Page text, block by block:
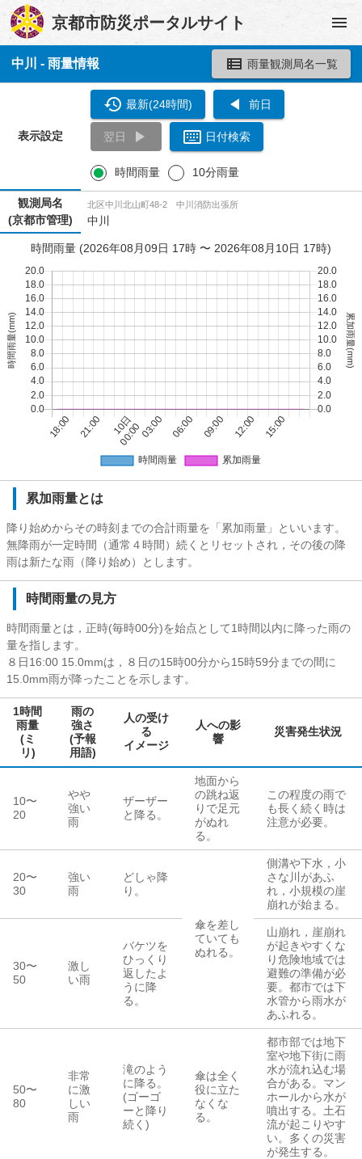
京都市防災ポータルサイト
中川 - 雨量情報 雨量観測局名一覧
表示設定
最新(24時間) 前日
翌日 日付検索
時間雨量 10分雨量
観測局名
(京都市管理)
北区中川北山町48-2 中川消防出張所
中川
時間雨量 (2026年08月09日 17時 〜 2026年08月10日 17時)
累加雨量とは
降り始めからその時刻までの合計雨量を「累加雨量」といいます。
無降雨が一定時間（通常４時間）続くとリセットされ，その後の降
雨は新たな雨（降り始め）とします。
時間雨量の見方
時間雨量とは，正時(毎時00分)を始点として1時間以内に降った雨の
量を指します。
８日16:00 15.0mmは，８日の15時00分から15時59分までの間に
15.0mm雨が降ったことを示します。
1時間
雨量
(ミ
リ)
雨の
強さ
(予報
用語)
人の受け
る
イメージ
人への影
響
災害発生状況
10〜
20
やや
強い
雨
ザーザー
と降る。
地面から
の跳ね返
りで足元
がぬれ
る。
この程度の雨で
も長く続く時は
注意が必要。
20〜
30
強い
雨
どしゃ降
り。
傘を差し
ていても
ぬれる。
側溝や下水，小
さな川があふ
れ，小規模の崖
崩れが始まる。
30〜
50
激し
い雨
バケツを
ひっくり
返したよ
うに降
る。
山崩れ，崖崩れ
が起きやすくな
り危険地域では
避難の準備が必
要。都市では下
水管から雨水が
あふれる。
50〜
80
非常
に激
しい
雨
滝のよう
に降る。
(ゴーゴ
ーと降り
続く)
傘は全く
役に立た
なくな
る。
都市部では地下
室や地下街に雨
水が流れ込む場
合がある。マン
ホールから水が
噴出する。土石
流が起こりやす
い。多くの災害
が発生する。